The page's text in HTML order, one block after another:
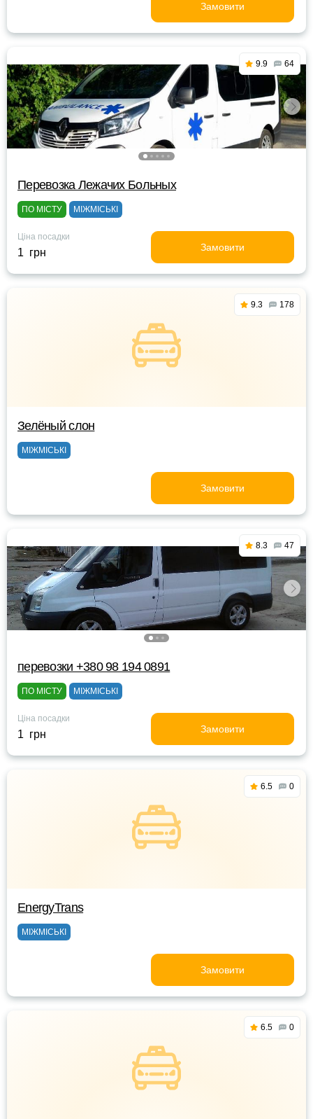
Замовити
9.9 64
Перевозка Лежачих Больных
ПО МІСТУ МІЖМІСЬКІ
Ціна посадки
1 грн Замовити
9.3 178
Зелёный слон
МІЖМІСЬКІ
Замовити
8.3 47
перевозки +380 98 194 0891
ПО МІСТУ МІЖМІСЬКІ
Ціна посадки
1 грн Замовити
6.5 0
EnergyTrans
МІЖМІСЬКІ
Замовити
6.5 0